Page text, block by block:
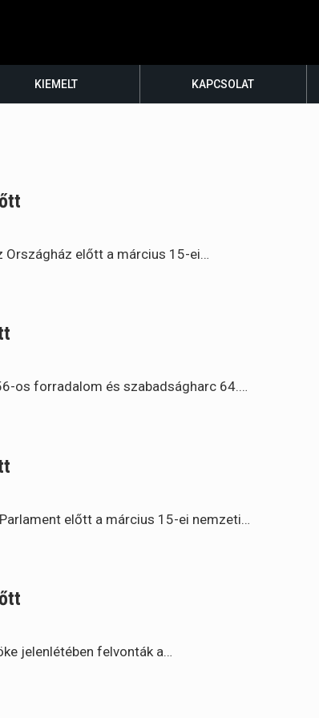
KIEMELT KAPCSOLAT
előtt a március 15-ei…
os forradalom és szabadságharc 64.…
előtt a március 15-ei nemzeti…
jelenlétében felvonták a…